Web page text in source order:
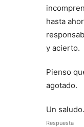
hasta
y acierto.
Pienso
agotado.
Un saludo.
Respuesta